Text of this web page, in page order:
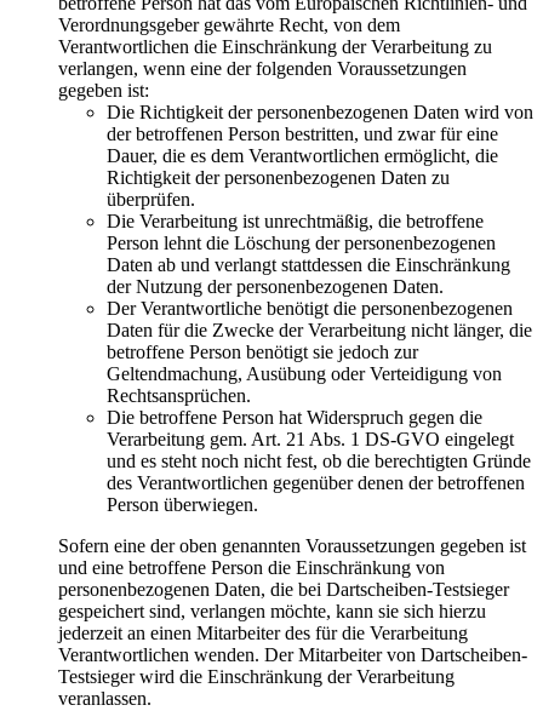
Verordnungsgeber gewährte Recht, von dem
Verantwortlichen die Einschränkung der Verarbeitung zu
verlangen, wenn eine der folgenden Voraussetzungen
gegeben ist:
Die Richtigkeit der personenbezogenen Daten wird von
der betroffenen Person bestritten, und zwar für eine
Dauer, die es dem Verantwortlichen ermöglicht, die
Richtigkeit der personenbezogenen Daten zu
überprüfen.
Die Verarbeitung ist unrechtmäßig, die betroffene
Person lehnt die Löschung der personenbezogenen
Daten ab und verlangt stattdessen die Einschränkung
der Nutzung der personenbezogenen Daten.
Der Verantwortliche benötigt die personenbezogenen
Daten für die Zwecke der Verarbeitung nicht länger, die
betroffene Person benötigt sie jedoch zur
Geltendmachung, Ausübung oder Verteidigung von
Rechtsansprüchen.
Die betroffene Person hat Widerspruch gegen die
Verarbeitung gem. Art. 21 Abs. 1 DS-GVO eingelegt
und es steht noch nicht fest, ob die berechtigten Gründe
des Verantwortlichen gegenüber denen der betroffenen
Person überwiegen.
Sofern eine der oben genannten Voraussetzungen gegeben ist
und eine betroffene Person die Einschränkung von
personenbezogenen Daten, die bei Dartscheiben-Testsieger
gespeichert sind, verlangen möchte, kann sie sich hierzu
jederzeit an einen Mitarbeiter des für die Verarbeitung
Verantwortlichen wenden. Der Mitarbeiter von Dartscheiben-
Testsieger wird die Einschränkung der Verarbeitung
veranlassen.